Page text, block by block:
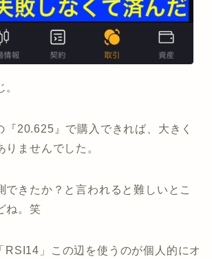
『20.625』で購入できれば、大きく
りませんでした。
できたか？と言われると難しいとこ
ね。笑
RSI14」この辺を使うのが個人的にオ